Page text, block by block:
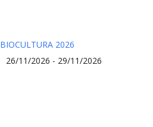
BIOCULTURA 2026
26/11/2026 - 29/11/2026